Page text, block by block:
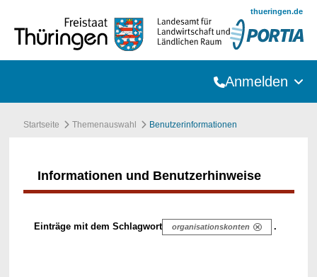
thueringen.de
Anmelden
Startseite Themenauswahl Benutzerinformationen
Informationen und Benutzerhinweise
Einträge mit dem Schlagwort organisationskonten .